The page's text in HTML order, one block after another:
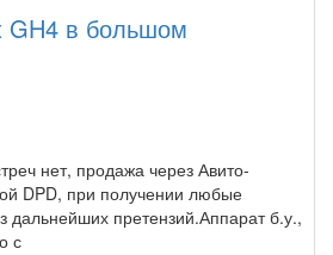
GH4 в большом
нет, продажа через Авито-
DPD, при получении любые
дальнейших претензий.Аппарат б.у.,
с